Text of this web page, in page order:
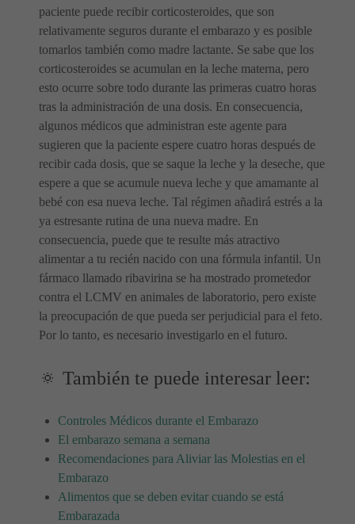
paciente puede recibir corticosteroides, que son
relativamente seguros durante el embarazo y es posible
tomarlos también como madre lactante. Se sabe que los
corticosteroides se acumulan en la leche materna, pero
esto ocurre sobre todo durante las primeras cuatro horas
tras la administración de una dosis. En consecuencia,
algunos médicos que administran este agente para
sugieren que la paciente espere cuatro horas después de
recibir cada dosis, que se saque la leche y la deseche, que
espere a que se acumule nueva leche y que amamante al
bebé con esa nueva leche. Tal régimen añadirá estrés a la
ya estresante rutina de una nueva madre. En
consecuencia, puede que te resulte más atractivo
alimentar a tu recién nacido con una fórmula infantil. Un
fármaco llamado ribavirina se ha mostrado prometedor
contra el LCMV en animales de laboratorio, pero existe
la preocupación de que pueda ser perjudicial para el feto.
Por lo tanto, es necesario investigarlo en el futuro.
🔅 También te puede interesar leer:
Controles Médicos durante el Embarazo
El embarazo semana a semana
Recomendaciones para Aliviar las Molestias en el
Embarazo
Alimentos que se deben evitar cuando se está
Embarazada